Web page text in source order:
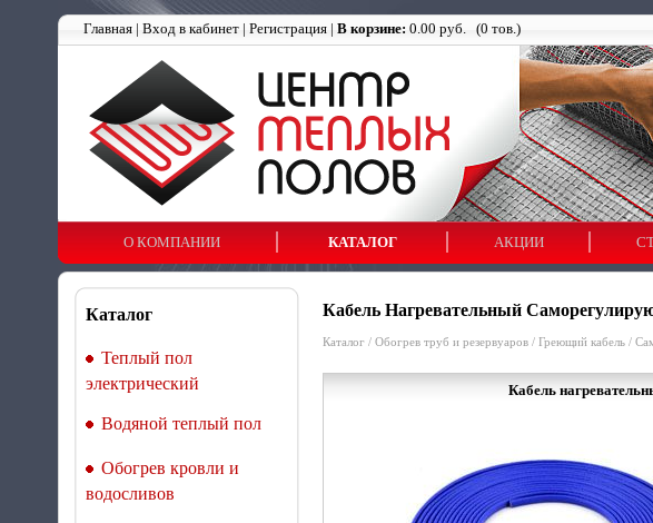
Главная | Вход в кабинет | Регистрация | В корзине: 0.00 руб. (0 тов.)
О КОМПАНИИ КАТАЛОГ АКЦИИ
Каталог
Теплый пол
электрический
Водяной теплый пол
Обогрев кровли и
водосливов
Кабель Нагревательный
Каталог / Обогрев труб и резервуаров / Греющий кабель /
Кабель